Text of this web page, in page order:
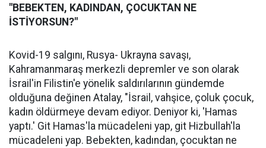
"BEBEKTEN, KADINDAN, ÇOCUKTAN NE
İSTİYORSUN?"
Kovid-19 salgını, Rusya- Ukrayna savaşı,
Kahramanmaraş merkezli depremler ve son olarak
İsrail'in Filistin'e yönelik saldırılarının gündemde
olduğuna değinen Atalay, "İsrail, vahşice, çoluk çocuk,
kadın öldürmeye devam ediyor. Deniyor ki, 'Hamas
yaptı.' Git Hamas'la mücadeleni yap, git Hizbullah'la
mücadeleni yap. Bebekten, kadından, çocuktan ne